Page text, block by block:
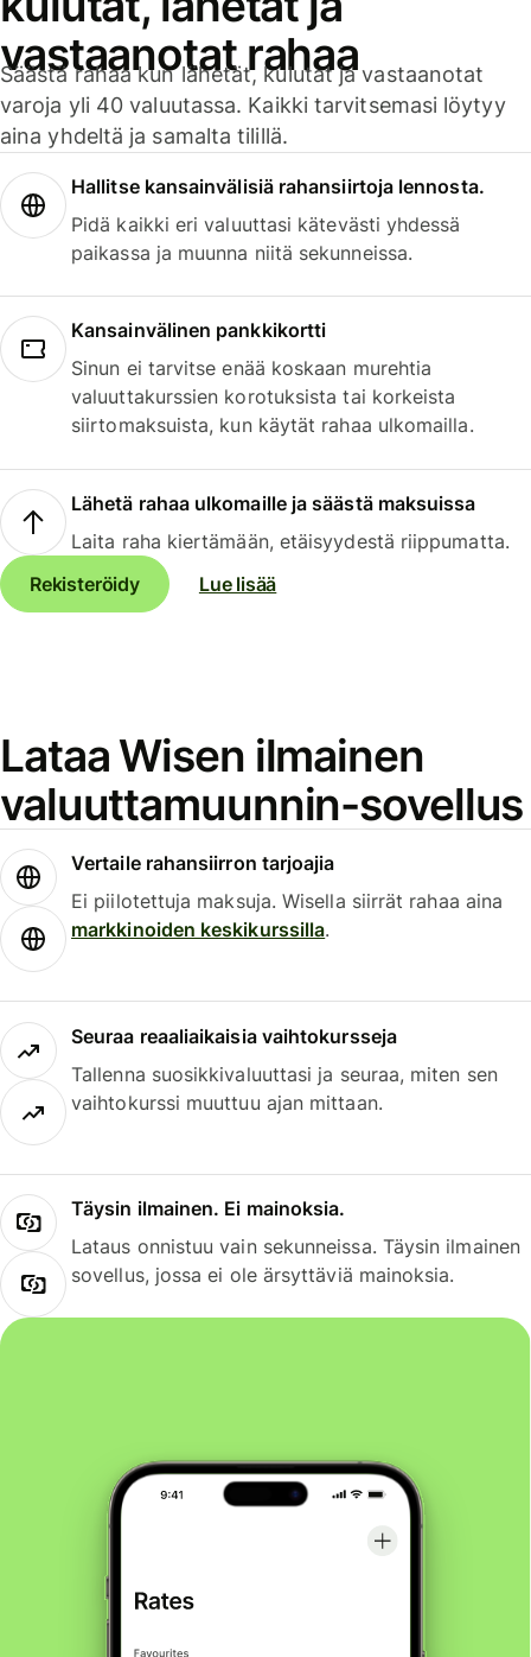
vastaanotat rahaa
Säästä rahaa kun lähetät, kulutat ja vastaanotat
varoja yli 40 valuutassa. Kaikki tarvitsemasi löytyy
aina yhdeltä ja samalta tilillä.
Hallitse kansainvälisiä rahansiirtoja lennosta.
Pidä kaikki eri valuuttasi kätevästi yhdessä
paikassa ja muunna niitä sekunneissa.
Kansainvälinen pankkikortti
Sinun ei tarvitse enää koskaan murehtia
valuuttakurssien korotuksista tai korkeista
siirtomaksuista, kun käytät rahaa ulkomailla.
Lähetä rahaa ulkomaille ja säästä maksuissa
Laita raha kiertämään, etäisyydestä riippumatta.
Rekisteröidy
Lue lisää
Lataa Wisen ilmainen
valuuttamuunnin-sovellus
Vertaile rahansiirron tarjoajia
Ei piilotettuja maksuja. Wisella siirrät rahaa aina
markkinoiden keskikurssilla.
Seuraa reaaliaikaisia vaihtokursseja
Tallenna suosikkivaluuttasi ja seuraa, miten sen
vaihtokurssi muuttuu ajan mittaan.
Täysin ilmainen. Ei mainoksia.
Lataus onnistuu vain sekunneissa. Täysin ilmainen
sovellus, jossa ei ole ärsyttäviä mainoksia.